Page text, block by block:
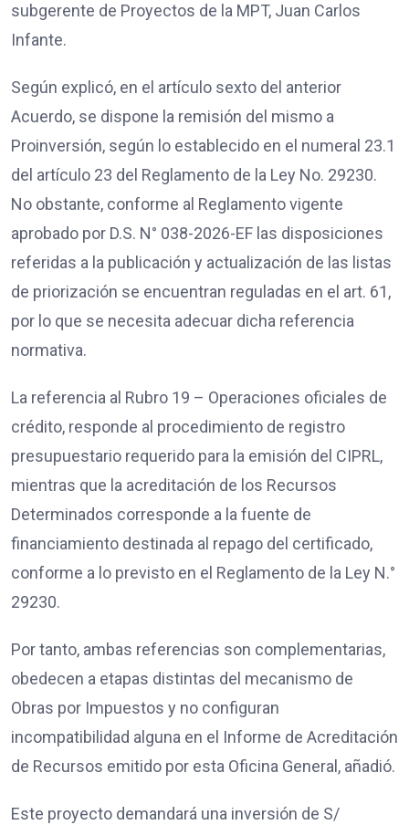
subgerente de Proyectos de la MPT, Juan Carlos
Infante.
Según explicó, en el artículo sexto del anterior
Acuerdo, se dispone la remisión del mismo a
Proinversión, según lo establecido en el numeral 23.1
del artículo 23 del Reglamento de la Ley No. 29230.
No obstante, conforme al Reglamento vigente
aprobado por D.S. N° 038-2026-EF las disposiciones
referidas a la publicación y actualización de las listas
de priorización se encuentran reguladas en el art. 61,
por lo que se necesita adecuar dicha referencia
normativa.
La referencia al Rubro 19 – Operaciones oficiales de
crédito, responde al procedimiento de registro
presupuestario requerido para la emisión del CIPRL,
mientras que la acreditación de los Recursos
Determinados corresponde a la fuente de
financiamiento destinada al repago del certificado,
conforme a lo previsto en el Reglamento de la Ley N.°
29230.
Por tanto, ambas referencias son complementarias,
obedecen a etapas distintas del mecanismo de
Obras por Impuestos y no configuran
incompatibilidad alguna en el Informe de Acreditación
de Recursos emitido por esta Oficina General, añadió.
Este proyecto demandará una inversión de S/